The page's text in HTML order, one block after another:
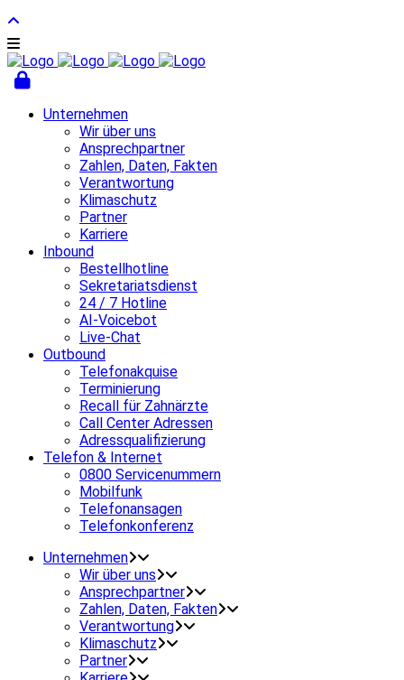
Unternehmen
Wir über uns
Ansprechpartner
Zahlen, Daten, Fakten
Verantwortung
Klimaschutz
Partner
Karriere
Inbound
Bestellhotline
Sekretariatsdienst
24 / 7 Hotline
AI-Voicebot
Live-Chat
Outbound
Telefonakquise
Terminierung
Recall für Zahnärzte
Call Center Adressen
Adressqualifizierung
Telefon & Internet
0800 Servicenummern
Mobilfunk
Telefonansagen
Telefonkonferenz
Unternehmen
Wir über uns
Ansprechpartner
Zahlen, Daten, Fakten
Verantwortung
Klimaschutz
Partner